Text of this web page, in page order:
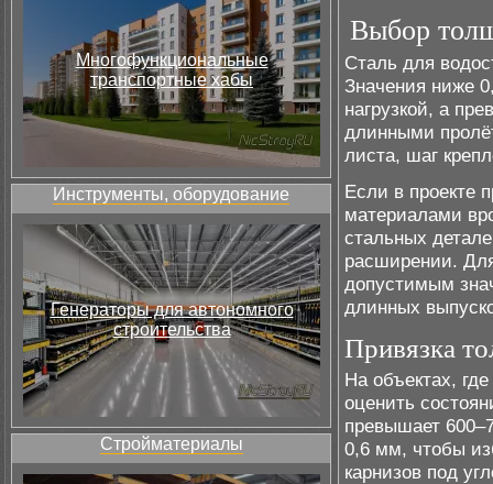
Многофункциональные
транспортные хабы
Инструменты, оборудование
Генераторы для автономного
строительства
Стройматериалы
Выбор
Сталь для
Значения ниже
нагрузкой, а
длинными
листа, шаг
Если в проекте
материалами
стальных
расширении.
допустимым
длинных
Привязка
На объектах,
оценить
превышает
0,6 мм, чтобы
карнизов под